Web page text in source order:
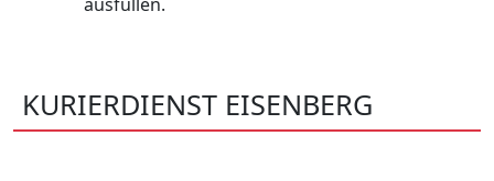
KURIERDIENST EISENBERG